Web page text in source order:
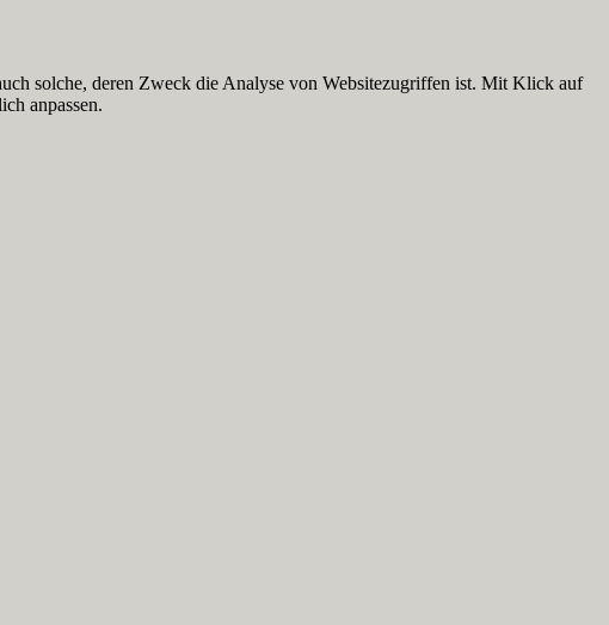
solche, deren Zweck die Analyse von Websitezugriffen ist. Mit Klick auf
anpassen.